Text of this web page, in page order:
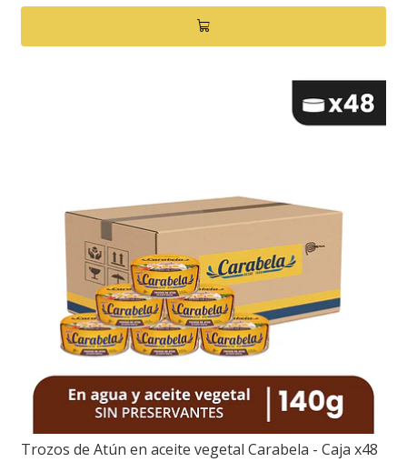
Trozos de Atún en aceite vegetal Carabela - Caja x48